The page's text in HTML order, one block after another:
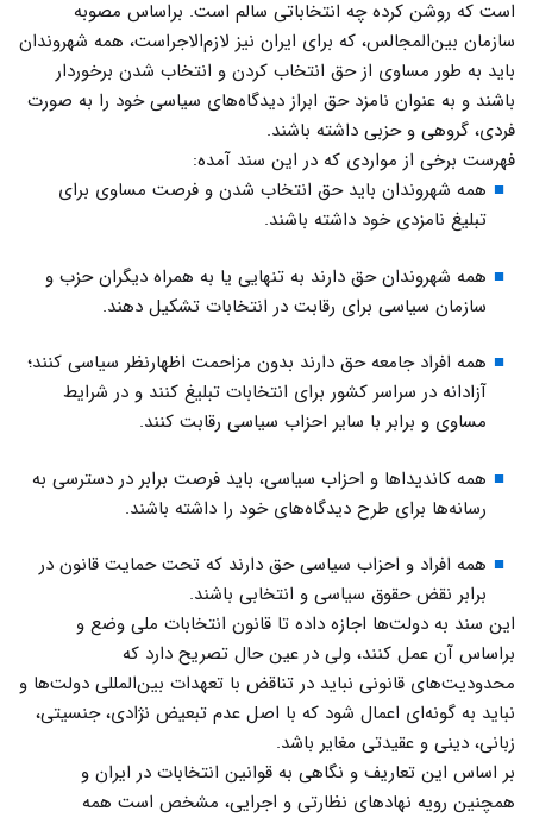
است که روشن کرده چه انتخاباتی سالم است. براساس مصوبه
سازمان بین‌المجالس، که برای ایران نیز لازم‌الاجراست، همه شهروندان
باید به طور مساوی از حق انتخاب کردن و انتخاب شدن برخوردار
باشند و به عنوان نامزد حق ابراز دیدگاه‌های سیاسی خود را به صورت
فردی، گروهی و حزبی داشته باشند.
فهرست برخی از مواردی که در این سند آمده:
همه شهروندان باید حق انتخاب شدن و فرصت مساوی برای
تبلیغ نامزدی خود داشته باشند.
همه شهروندان حق دارند به تنهایی یا به همراه دیگران حزب و
سازمان سیاسی برای رقابت در انتخابات تشکیل دهند.
همه افراد جامعه حق دارند بدون مزاحمت اظهارنظر سیاسی کنند؛
آزادانه در سراسر کشور برای انتخابات تبلیغ کنند و در شرایط
مساوی و برابر با سایر احزاب سیاسی رقابت کنند.
همه کاندیداها و احزاب سیاسی، باید فرصت برابر در دسترسی به
رسانه‌ها برای طرح دیدگاه‌های خود را داشته باشند.
همه افراد و احزاب سیاسی حق دارند که تحت حمایت قانون در
برابر نقض حقوق سیاسی و انتخابی باشند.
این سند به دولت‌ها اجازه داده تا قانون انتخابات ملی وضع و
براساس آن عمل کنند، ولی در عین حال تصریح دارد که
محدودیت‌های قانونی نباید در تناقض با تعهدات بین‌المللی دولت‌ها و
نباید به گونه‌ای اعمال شود که با اصل عدم تبعیض نژادی، جنسیتی،
زبانی، دینی و عقیدتی مغایر باشد.
بر اساس این تعاریف و نگاهی به قوانین انتخابات در ایران و
همچنین رویه نهادهای نظارتی و اجرایی، مشخص است همه